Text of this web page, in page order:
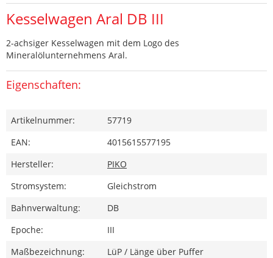
Kesselwagen Aral DB III
2-achsiger Kesselwagen mit dem Logo des
Mineralölunternehmens Aral.
Eigenschaften:
Artikelnummer:
57719
EAN:
4015615577195
Hersteller:
PIKO
Stromsystem:
Gleichstrom
Bahnverwaltung:
DB
Epoche:
III
Maßbezeichnung:
LüP / Länge über Puffer